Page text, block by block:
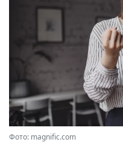
Фото: magnific.com